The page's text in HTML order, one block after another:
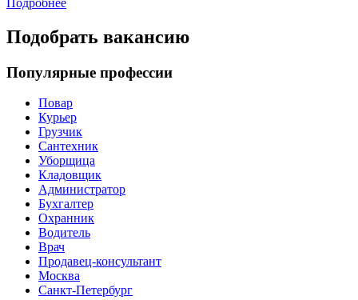
Подобрать вакансию
Популярные профессии
Повар
Курьер
Грузчик
Сантехник
Уборщица
Кладовщик
Администратор
Бухгалтер
Охранник
Водитель
Врач
Продавец-консультант
Москва
Санкт-Петербург